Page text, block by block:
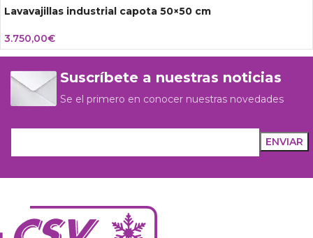
Lavavajillas industrial capota 50×50 cm
3.750,00€
Suscríbete a nuestras noticias
Se el primero en conocer nuestras novedades